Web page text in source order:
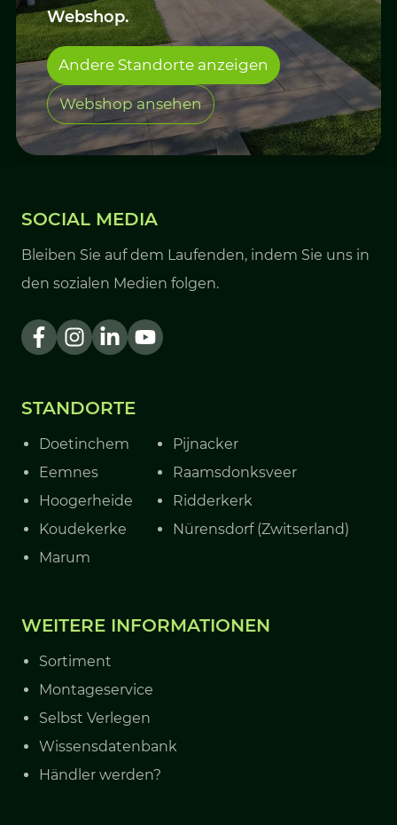
Webshop.
Andere Standorte anzeigen
Webshop ansehen
SOCIAL MEDIA
Bleiben Sie auf dem Laufenden, indem Sie uns in
den sozialen Medien folgen.
STANDORTE
Doetinchem
Eemnes
Hoogerheide
Koudekerke
Marum
Pijnacker
Raamsdonksveer
Ridderkerk
Nürensdorf (Zwitserland)
WEITERE INFORMATIONEN
Sortiment
Montageservice
Selbst Verlegen
Wissensdatenbank
Händler werden?